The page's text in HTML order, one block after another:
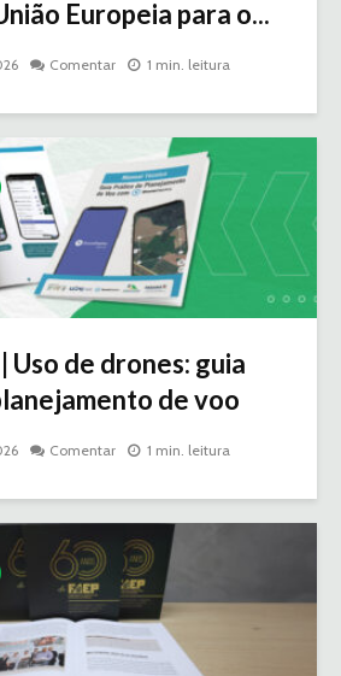
Europeia para o...
Comentar 1 min. leitura
Uso de drones: guia
de voo
Comentar 1 min. leitura